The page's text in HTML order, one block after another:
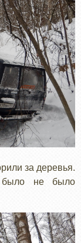
за деревья.
было не было